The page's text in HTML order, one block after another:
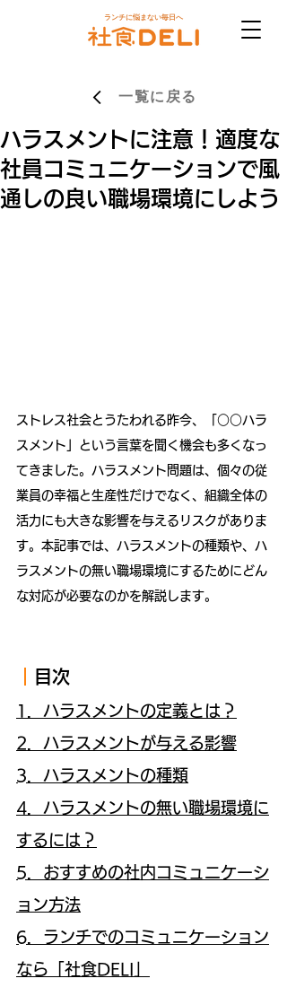
ランチに悩まない毎日へ
一覧に戻る
ハラスメントに注意！適度な
社員コミュニケーションで風
通しの良い職場環境にしよう
ストレス社会とうたわれる昨今、「○○ハラ
スメント」という言葉を聞く機会も多くなっ
てきました。ハラスメント問題は、個々の従
業員の幸福と生産性だけでなく、組織全体の
活力にも大きな影響を与えるリスクがありま
す。本記事では、ハラスメントの種類や、ハ
ラスメントの無い職場環境にするためにどん
な対応が必要なのかを解説します。
目次
1．ハラスメントの定義とは？
2．ハラスメントが与える影響
3．ハラスメントの種類
4．ハラスメントの無い職場環境に
するには？
5．おすすめの社内コミュニケーシ
ョン方法
6．ランチでのコミュニケーション
なら「社食DELI」